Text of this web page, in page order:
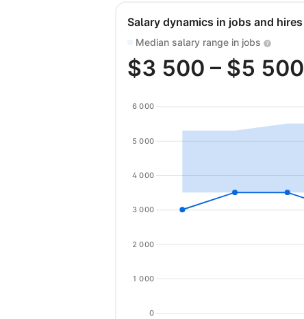
Salary dynamics in jobs and hires
Median salary range in jobs
$3 500 – $5 500
0
1 000
2 000
3 000
4 000
5 000
6 000